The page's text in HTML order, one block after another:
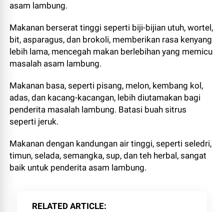
asam lambung.
Makanan berserat tinggi seperti biji-bijian utuh, wortel,
bit, asparagus, dan brokoli, memberikan rasa kenyang
lebih lama, mencegah makan berlebihan yang memicu
masalah asam lambung.
Makanan basa, seperti pisang, melon, kembang kol,
adas, dan kacang-kacangan, lebih diutamakan bagi
penderita masalah lambung. Batasi buah sitrus
seperti jeruk.
Makanan dengan kandungan air tinggi, seperti seledri,
timun, selada, semangka, sup, dan teh herbal, sangat
baik untuk penderita asam lambung.
RELATED ARTICLE